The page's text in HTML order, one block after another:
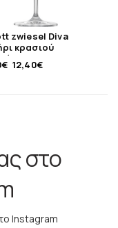
zwiesel Diva
κρασιού
€ 12,40€
στο
Instagram